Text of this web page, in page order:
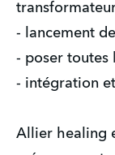
- lancement
- poser toutes
- intégration
Allier healing